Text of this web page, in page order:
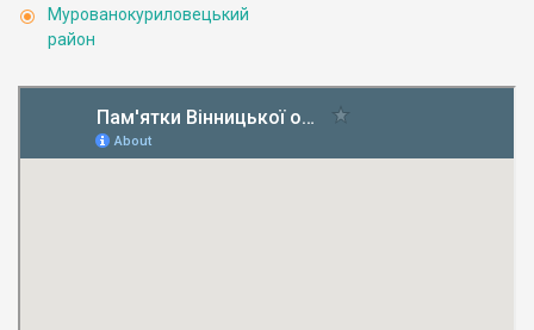
Мурованокуриловецький
район